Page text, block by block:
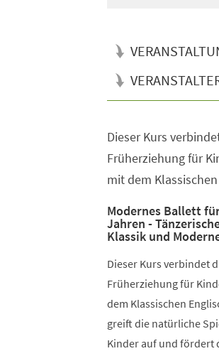
Dieser Kurs
Früherziehung für
mit dem
Modernes Ballett
Jahren -
Klassik und
Dieser Kurs verbindet
Früherziehung für
dem Klassischen
greift die natürliche
Kinder auf und fördert